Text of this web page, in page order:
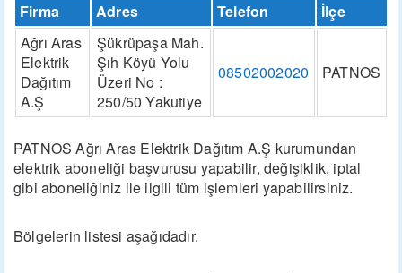
Firma Adres Telefon
İlçe
Ağrı Aras
Elektrik
Dağıtım
A.Ş
Şükrüpaşa Mah.
Şıh Köyü Yolu
Üzeri No :
250/50 Yakutiye
08502002020 PATNOS
PATNOS Ağrı Aras Elektrik Dağıtım A.Ş kurumundan
elektrik aboneliği başvurusu yapabilir, değişiklik, iptal
gibi aboneliğiniz ile ilgili tüm işlemleri yapabilirsiniz.
Bölgelerin listesi aşağıdadır.